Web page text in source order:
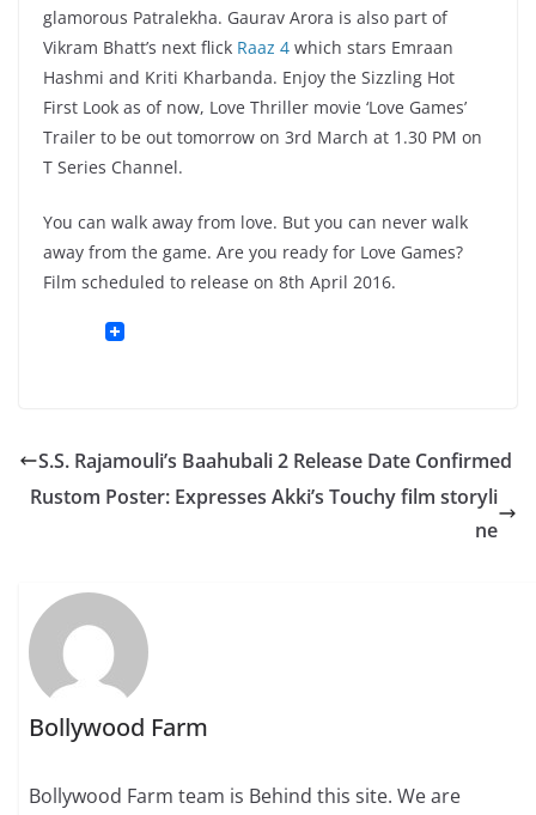
glamorous Patralekha. Gaurav Arora is also part of
Vikram Bhatt’s next flick Raaz 4 which stars Emraan
Hashmi and Kriti Kharbanda. Enjoy the Sizzling Hot
First Look as of now, Love Thriller movie ‘Love Games’
Trailer to be out tomorrow on 3rd March at 1.30 PM on
T Series Channel.
You can walk away from love. But you can never walk
away from the game. Are you ready for Love Games?
Film scheduled to release on 8th April 2016.
S.S. Rajamouli’s Baahubali 2 Release Date Confirmed
Rustom Poster: Expresses Akki’s Touchy film storyli
ne
Bollywood Farm
Bollywood Farm team is Behind this site. We are